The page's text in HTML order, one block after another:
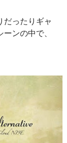
だったりギャ
ンの中で、